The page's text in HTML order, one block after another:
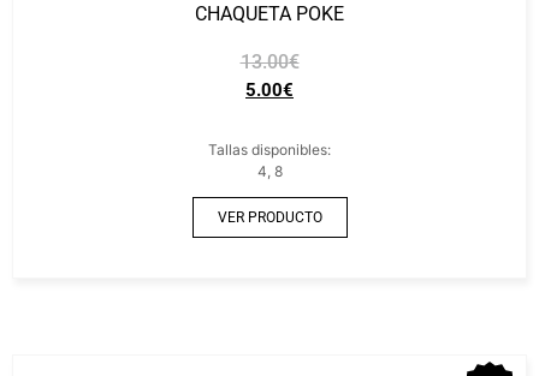
CHAQUETA POKE
13.00€
5.00€
Tallas disponibles:
4, 8
VER PRODUCTO